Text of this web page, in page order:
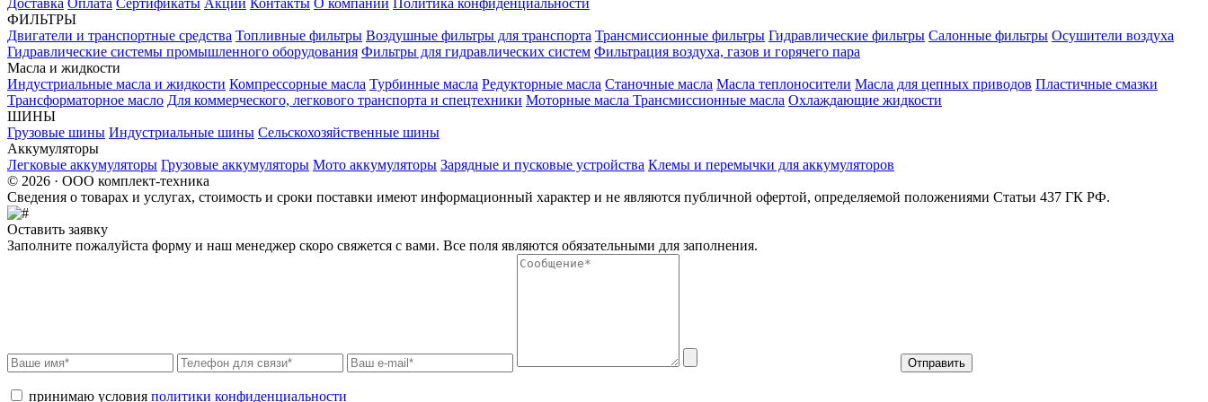
ФИЛЬТРЫ
Двигатели и транспортные средства Топливные фильтры Воздушные фильтры для транспорта Трансмиссионные фильтры Гидравлические фильтры Салонные фильтры Осушители воздуха
Гидравлические системы промышленного оборудования Фильтры для гидравлических систем Фильтрация воздуха, газов и горячего пара
Масла и жидкости
Индустриальные масла и жидкости Компрессорные масла Турбинные масла Редукторные масла Станочные масла Масла теплоносители Масла для цепных приводов Пластичные смазки
Трансформаторное масло Для коммерческого, легкового транспорта и спецтехники Моторные масла Трансмиссионные масла Охлаждающие жидкости
ШИНЫ
Грузовые шины Индустриальные шины Сельскохозяйственные шины
Аккумуляторы
Легковые аккумуляторы Грузовые аккумуляторы Мото аккумуляторы Зарядные и пусковые устройства Клемы и перемычки для аккумуляторов
© 2026 · ООО комплект-техника
Сведения о товарах и услугах, стоимость и сроки поставки имеют информационный характер и не являются публичной офертой, определяемой положениями Статьи 437 ГК РФ.
Оставить заявку
Заполните пожалуйста форму и наш менеджер скоро свяжется с вами. Все поля являются обязательными для заполнения.
Отправить
принимаю условия политики конфиденциальности